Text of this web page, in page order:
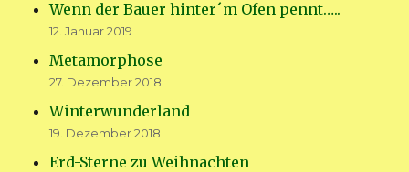
Wenn der Bauer hinter´m Ofen pennt…..
12. Januar 2019
Metamorphose
27. Dezember 2018
Winterwunderland
19. Dezember 2018
Erd-Sterne zu Weihnachten